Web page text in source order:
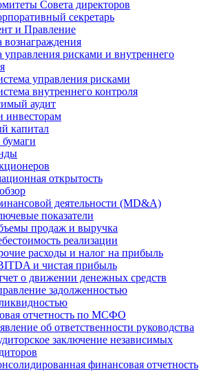
Совета директоров
секретарь
и Правление
вознаграждения
управления рисками и внутреннего
управления рисками
внутреннего контроля
аудит
инвесторам
капитал
открытость
деятельности (MD&A)
показатели
продаж и выручка
реализации
расходы и налог на прибыль
и чистая прибыль
о движении денежных средств
задолженностью
отчетность по МСФО
об ответственности руководства
заключение независимых
финансовая отчетность